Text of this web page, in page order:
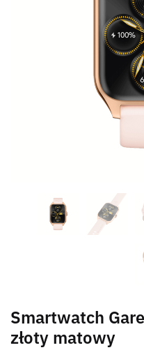
Smartwatch
złoty matowy